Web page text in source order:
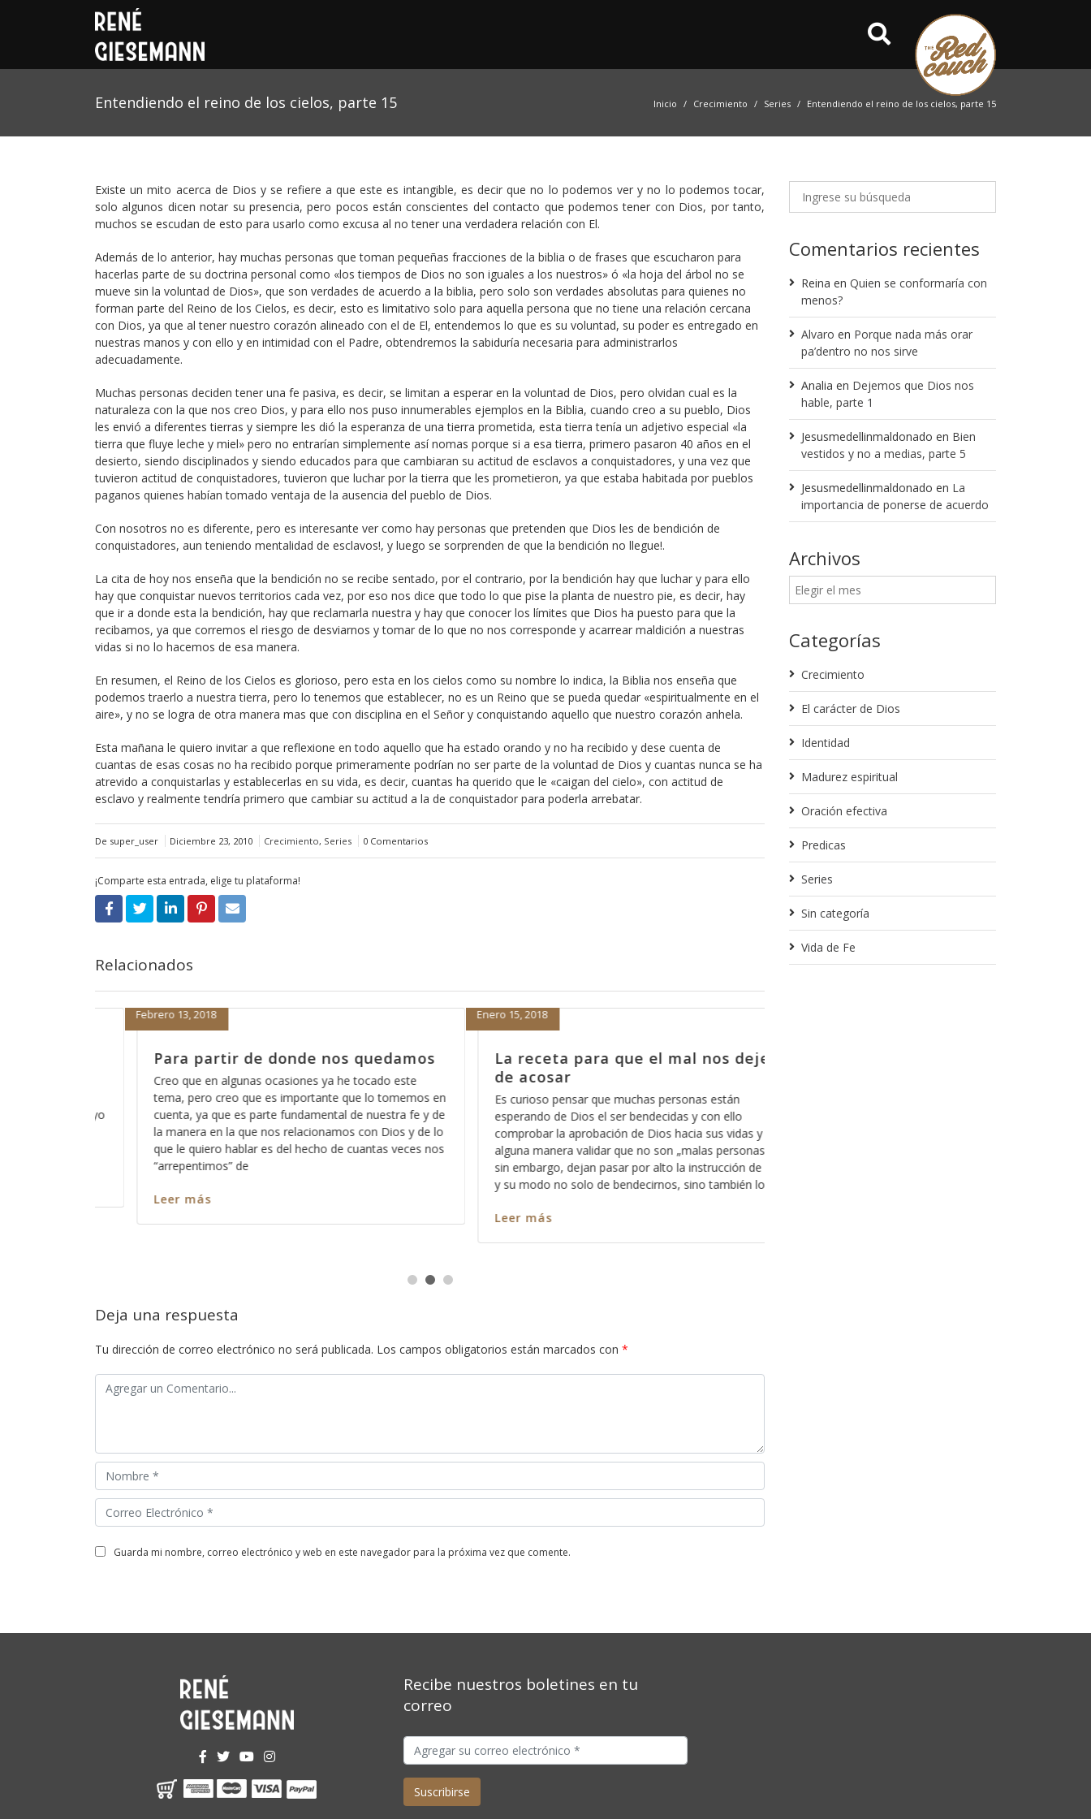
Entendiendo el reino de los cielos, parte 15 Inicio Crecimiento Series Entendiendo el reino de los cielos, parte 15
Existe un mito acerca de Dios y se refiere a que este es intangible, es decir que no lo podemos ver y no lo podemos tocar,
solo algunos dicen notar su presencia, pero pocos están conscientes del contacto que podemos tener con Dios, por tanto,
muchos se escudan de esto para usarlo como excusa al no tener una verdadera relación con El.
Además de lo anterior, hay muchas personas que toman pequeñas fracciones de la biblia o de frases que escucharon para
hacerlas parte de su doctrina personal como «los tiempos de Dios no son iguales a los nuestros» ó «la hoja del árbol no se
mueve sin la voluntad de Dios», que son verdades de acuerdo a la biblia, pero solo son verdades absolutas para quienes no
forman parte del Reino de los Cielos, es decir, esto es limitativo solo para aquella persona que no tiene una relación cercana
con Dios, ya que al tener nuestro corazón alineado con el de El, entendemos lo que es su voluntad, su poder es entregado en
nuestras manos y con ello y en intimidad con el Padre, obtendremos la sabiduría necesaria para administrarlos
adecuadamente.
Muchas personas deciden tener una fe pasiva, es decir, se limitan a esperar en la voluntad de Dios, pero olvidan cual es la
naturaleza con la que nos creo Dios, y para ello nos puso innumerables ejemplos en la Biblia, cuando creo a su pueblo, Dios
les envió a diferentes tierras y siempre les dió la esperanza de una tierra prometida, esta tierra tenía un adjetivo especial «la
tierra que fluye leche y miel» pero no entrarían simplemente así nomas porque si a esa tierra, primero pasaron 40 años en el
desierto, siendo disciplinados y siendo educados para que cambiaran su actitud de esclavos a conquistadores, y una vez que
tuvieron actitud de conquistadores, tuvieron que luchar por la tierra que les prometieron, ya que estaba habitada por pueblos
paganos quienes habían tomado ventaja de la ausencia del pueblo de Dios.
Con nosotros no es diferente, pero es interesante ver como hay personas que pretenden que Dios les de bendición de
conquistadores, aun teniendo mentalidad de esclavos!, y luego se sorprenden de que la bendición no llegue!.
La cita de hoy nos enseña que la bendición no se recibe sentado, por el contrario, por la bendición hay que luchar y para ello
hay que conquistar nuevos territorios cada vez, por eso nos dice que todo lo que pise la planta de nuestro pie, es decir, hay
que ir a donde esta la bendición, hay que reclamarla nuestra y hay que conocer los límites que Dios ha puesto para que la
recibamos, ya que corremos el riesgo de desviarnos y tomar de lo que no nos corresponde y acarrear maldición a nuestras
vidas si no lo hacemos de esa manera.
En resumen, el Reino de los Cielos es glorioso, pero esta en los cielos como su nombre lo indica, la Biblia nos enseña que
podemos traerlo a nuestra tierra, pero lo tenemos que establecer, no es un Reino que se pueda quedar «espiritualmente en el
aire», y no se logra de otra manera mas que con disciplina en el Señor y conquistando aquello que nuestro corazón anhela.
Esta mañana le quiero invitar a que reflexione en todo aquello que ha estado orando y no ha recibido y dese cuenta de
cuantas de esas cosas no ha recibido porque primeramente podrían no ser parte de la voluntad de Dios y cuantas nunca se ha
atrevido a conquistarlas y establecerlas en su vida, es decir, cuantas ha querido que le «caigan del cielo», con actitud de
esclavo y realmente tendría primero que cambiar su actitud a la de conquistador para poderla arrebatar.
De super_user Diciembre 23, 2010 Crecimiento, Series 0 Comentarios
¡Comparte esta entrada, elige tu plataforma!
Relacionados
de nuestra fe y de
La receta para que el mal nos deje
de acosar
Enero 15, 2018
Es curioso pensar que muchas personas están
esperando de Dios el ser bendecidas y con ello
comprobar la aprobación de Dios hacia sus vidas y de
alguna manera validar que no son „malas personas“ ,
sin embargo, dejan pasar por alto la instrucción de Dios
Más vale aferrado que simpatizante
Noviembre 7, 2017
Una de mis citas favoritas en la Biblia es Proverbios
29:18 que dice “El pueblo que no tiene visión, camina
errante” y sabe, es una de las cosas más fáciles de
identificar cuando las personas vienen en búsqueda de
ayuda ó buscan un consejo, el hecho de saber si tienen
una visión ó andan errantes
Deja una respuesta
Tu dirección de correo electrónico no será publicada. Los campos obligatorios están marcados con *
guarda mi nombre, correo electrónico y web en este navegador para la próxima vez que comente.
Comentarios recientes
Reina en Quien se conformaría con
menos?
Alvaro en Porque nada más orar
pa’dentro no nos sirve
Analia en Dejemos que Dios nos
hable, parte 1
Jesusmedellinmaldonado en Bien
vestidos y no a medias, parte 5
Jesusmedellinmaldonado en La
importancia de ponerse de acuerdo
Archivos
Categorías
Crecimiento
El carácter de Dios
Identidad
Madurez espiritual
Oración efectiva
Predicas
Series
Sin categoría
Vida de Fe
Recibe nuestros boletines en tu
correo